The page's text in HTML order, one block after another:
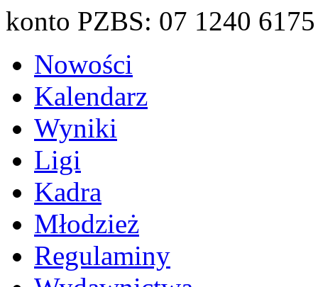
konto PZBS: 07 1240
Nowości
Kalendarz
Wyniki
Ligi
Kadra
Młodzież
Regulaminy